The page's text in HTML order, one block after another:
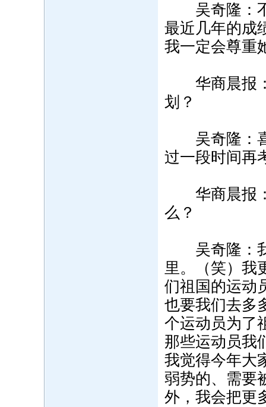
吴奇隆：不
最近几年的成
我一定会尊重
华商晨报：
划？
吴奇隆：喜
过一段时间再
华商晨报：
么？
吴奇隆：我
里。（笑）我
们祖国的运动
也要我们去多
个运动员为了
那些运动员我
我觉得今年大
弱势的、需要
外，我会把更